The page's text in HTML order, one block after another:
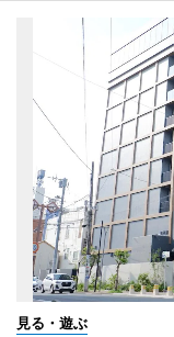
見る・遊ぶ